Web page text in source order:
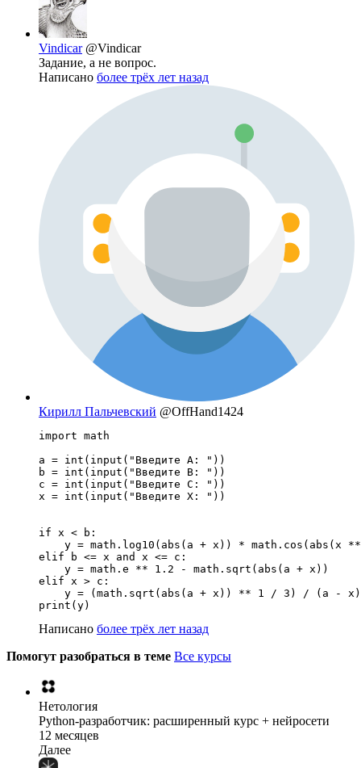
Vindicar @Vindicar
Задание, а не вопрос.
Написано более трёх лет назад
Кирилл Пальчевский @OffHand1424
import math
a = int(input("Введите A: "))
b = int(input("Введите B: "))
c = int(input("Введите C: "))
x = int(input("Введите X: "))
if x < b:
y = math.log10(abs(a + x)) * math.cos(abs(x
elif b <= x and x <= c:
    y = math.e ** 1.2 - math.sqrt(abs(a + x))
elif x > c:
    y = (math.sqrt(abs(a + x)) ** 1 / 3) / (a - x)
print(y)
Написано более трёх лет назад
Помогут разобраться в теме Все курсы
Нетология
Python-разработчик: расширенный курс + нейросети
12 месяцев
Далее